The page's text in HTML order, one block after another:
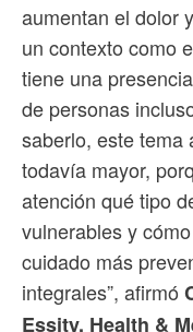
aumentan el dolor
un contexto como
tiene una
de personas
saberlo, este tema
todavía mayor,
atención qué tipo
vulnerables y
cuidado más
integrales”, afirmó
Essity, Health &